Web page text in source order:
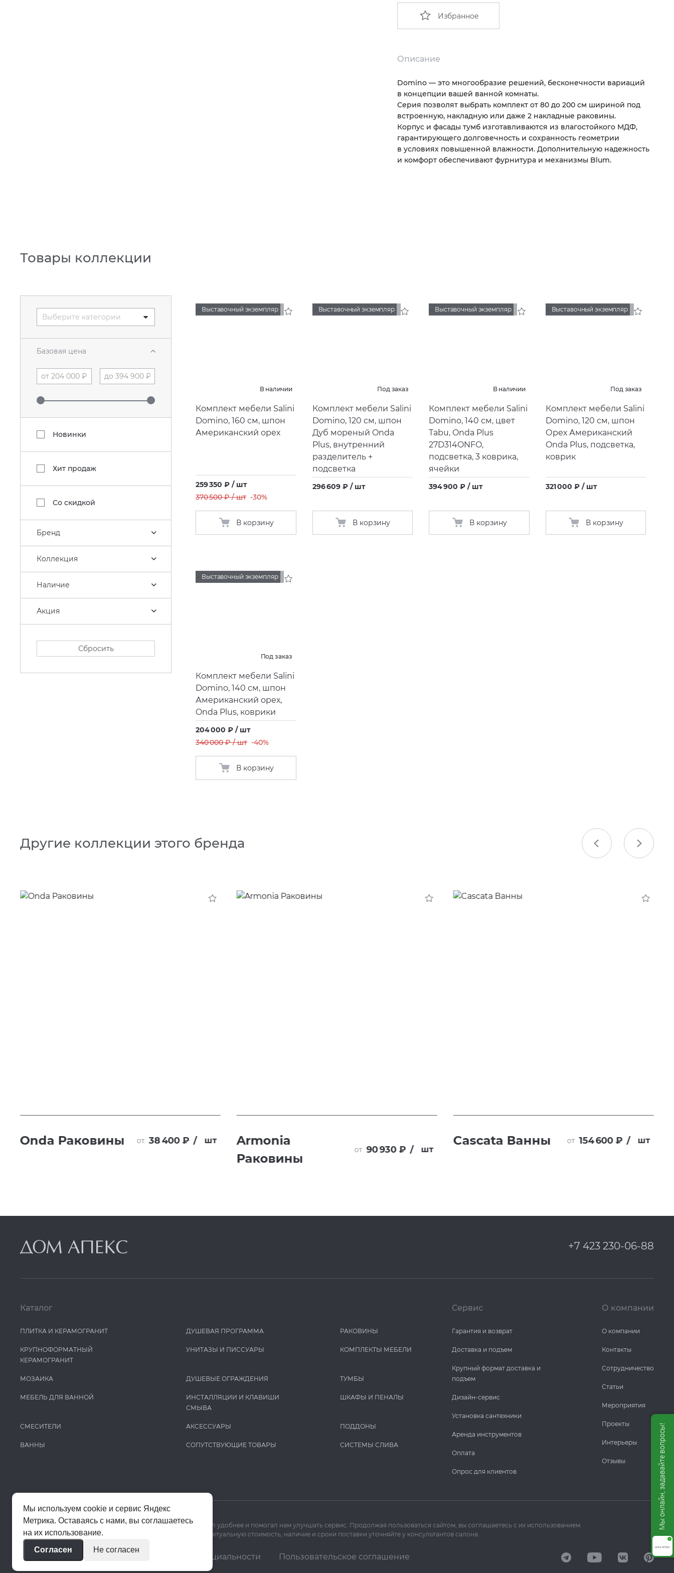
Избранное
Описание
Domino — это многообразие решений, бесконечности вариаций
в концепции вашей ванной комнаты.
Серия позволят выбрать комплект от 80 до 200 см шириной под
встроенную, накладную или даже 2 накладные раковины.
Корпус и фасады тумб изготавливаются из влагостойкого МДФ,
гарантирующего долговечность и сохранность геометрии
в условиях повышенной влажности. Дополнительную надежность
и комфорт обеспечивают фурнитура и механизмы Blum.
Товары коллекции
Выберите категории
Базовая цена
Новинки
Хит продаж
Со скидкой
Бренд
Коллекция
Наличие
Акция
Сбросить
Выставочный экземпляр
В наличии
Комплект мебели Salini
Domino, 160 см, шпон
Американский орех
259 350 ₽ / шт
370 500 ₽ / шт -30%
В корзину
Выставочный экземпляр
Под заказ
Комплект мебели Salini
Domino, 120 см, шпон
Дуб мореный Onda
Plus, внутренний
разделитель +
подсветка
296 609 ₽ / шт
В корзину
Выставочный экземпляр
В наличии
Комплект мебели Salini
Domino, 140 см, цвет
Tabu, Onda Plus
27D314ONFO,
подсветка, 3 коврика,
ячейки
394 900 ₽ / шт
В корзину
Выставочный экземпляр
Под заказ
Комплект мебели Salini
Domino, 120 см, шпон
Орех Американский
Onda Plus, подсветка,
коврик
321 000 ₽ / шт
В корзину
Выставочный экземпляр
Под заказ
Комплект мебели Salini
Domino, 140 см, шпон
Американский орех,
Onda Plus, коврики
204 000 ₽ / шт
340 000 ₽ / шт -40%
В корзину
Другие коллекции этого бренда
Onda Раковины от 38 400 ₽ / шт
Armonia
Раковины
от 90 930 ₽ / шт
Cascata Ванны от 154 600 ₽ / шт
+7 423 230-06-88
Каталог
ПЛИТКА И КЕРАМОГРАНИТ
КРУПНОФОРМАТНЫЙ
КЕРАМОГРАНИТ
МОЗАИКА
МЕБЕЛЬ ДЛЯ ВАННОЙ
СМЕСИТЕЛИ
ВАННЫ
ДУШЕВАЯ ПРОГРАММА
УНИТАЗЫ И ПИCCУАРЫ
ДУШЕВЫЕ ОГРАЖДЕНИЯ
ИНСТАЛЛЯЦИИ И КЛАВИШИ
СМЫВА
АКСЕССУАРЫ
СОПУТСТВУЮЩИЕ ТОВАРЫ
РАКОВИНЫ
КОМПЛЕКТЫ МЕБЕЛИ
ТУМБЫ
ШКАФЫ И ПЕНАЛЫ
ПОДДОНЫ
СИСТЕМЫ СЛИВА
Сервис
Гарантия и возврат
Доставка и подъем
Крупный формат доставка и
подъем
Дизайн-сервис
Установка сантехники
Аренда инструментов
Оплата
Опрос для клиентов
О компании
О компании
Контакты
Сотрудничество
Статьи
Мероприятия
Проекты
Интерьеры
Отзывы
Мы используем cookie и Яндекс Метрику, чтобы сайт работал удобнее и помогал нам улучшать сервис. Продолжая пользоваться сайтом, вы соглашаетесь с их использованием.
Цены на сайте помогают ориентироваться в ассортименте. Актуальную стоимость, наличие и сроки поставки уточняйте у консультантов салона.
© 2020–2026 «Апекс» Политика конфиденциальности Пользовательское соглашение
Мы используем cookie и сервис Яндекс
Метрика. Оставаясь с нами, вы соглашаетесь
на их использование.
Согласен
Не согласен
Мы онлайн, задавайте вопросы!